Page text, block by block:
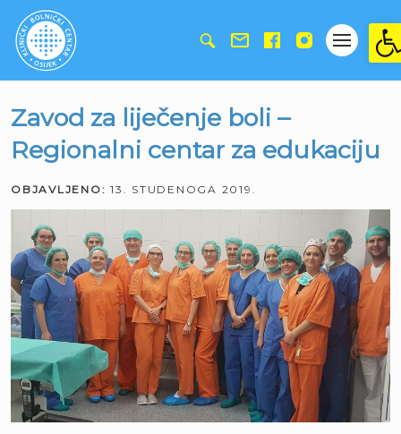
Zavod za liječenje boli –
Regionalni centar za edukaciju
OBJAVLJENO: 13. STUDENOGA 2019.